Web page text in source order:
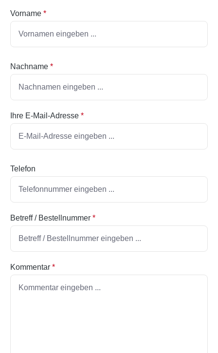
Vorname *
Nachname *
Ihre E-Mail-Adresse *
Telefon
Betreff / Bestellnummer *
Kommentar *